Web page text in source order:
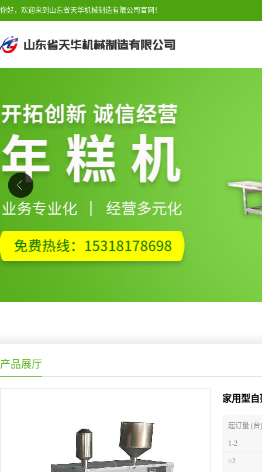
你好，欢迎来到山东省天华机械制造有限公司官网！
产品展厅
家用型
起订量 (台)
1-2
≥2